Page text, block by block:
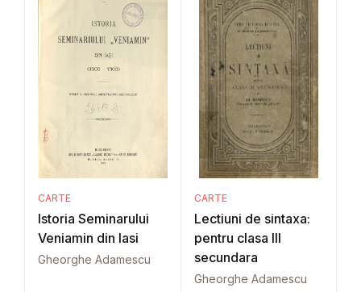
CARTE
Istoria Seminarului
Veniamin din Iasi
Gheorghe Adamescu
CARTE
Lectiuni de sintaxa:
pentru clasa III
secundara
Gheorghe Adamescu